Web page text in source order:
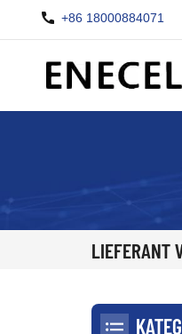
+86 18000884071
LIEFERANT